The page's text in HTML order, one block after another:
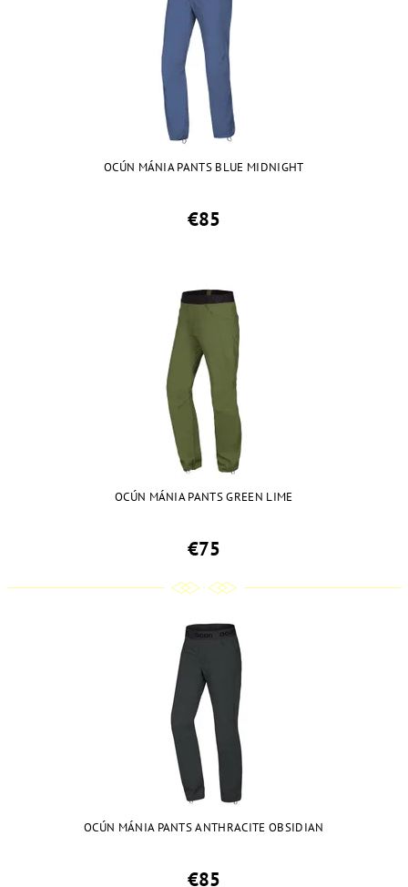
OCÚN MÁNIA PANTS BLUE MIDNIGHT
€85
OCÚN MÁNIA PANTS GREEN LIME
€75
OCÚN MÁNIA PANTS ANTHRACITE OBSIDIAN
€85